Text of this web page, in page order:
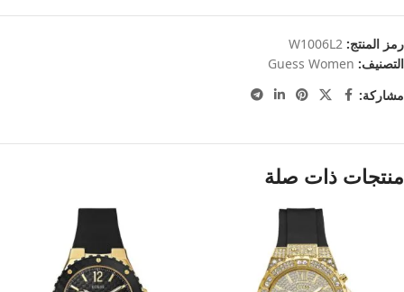
رمز المنتج: W1006L2
التصنيف: Guess Women
مشاركة:
منتجات ذات صلة